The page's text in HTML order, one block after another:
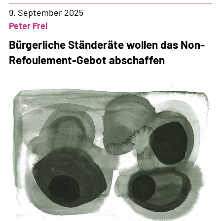
bleibt
Verbrechen?
9. September 2025
Peter Frei
Bürgerliche Ständeräte wollen das Non-
Refoulement-Gebot abschaffen